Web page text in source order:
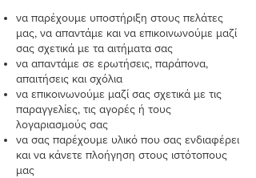
να παρέχουμε υποστήριξη στους πελάτες
μας, να απαντάμε και να επικοινωνούμε μαζί
σας σχετικά με τα αιτήματα σας
να απαντάμε σε ερωτήσεις, παράπονα,
απαιτήσεις και σχόλια
να επικοινωνούμε μαζί σας σχετικά με τις
παραγγελίες, τις αγορές ή τους
λογαριασμούς σας
να σας παρέχουμε υλικό που σας ενδιαφέρει
και να κάνετε πλοήγηση στους ιστότοπους
μας